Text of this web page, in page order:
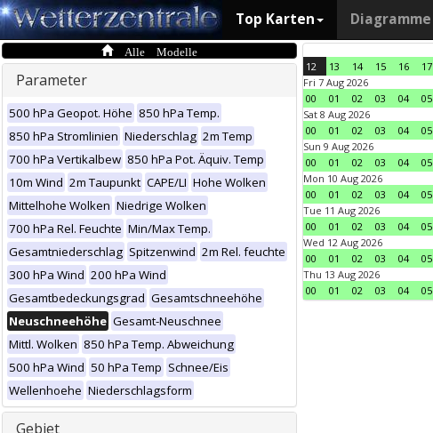
Top Karten Diagramme
Alle Modelle
Parameter
500 hPa Geopot. Höhe 850 hPa Temp.
850 hPa Stromlinien Niederschlag 2m Temp
700 hPa Vertikalbew 850 hPa Pot. Äquiv. Temp
10m Wind 2m Taupunkt CAPE/LI Hohe Wolken
Mittelhohe Wolken Niedrige Wolken
700 hPa Rel. Feuchte Min/Max Temp.
Gesamtniederschlag Spitzenwind 2m Rel. feuchte
300 hPa Wind 200 hPa Wind
Gesamtbedeckungsgrad Gesamtschneehöhe
Neuschneehöhe Gesamt-Neuschnee
Mittl. Wolken 850 hPa Temp. Abweichung
500 hPa Wind 50 hPa Temp Schnee/Eis
Wellenhoehe Niederschlagsform
Gebiet
12 13 14 15 16 17
Fri 7 Aug 2026
00
01 02 03 04 05
Sat 8 Aug 2026
00
01 02 03 04 05
Sun 9 Aug 2026
00
01 02 03 04 05
Mon 10 Aug 2026
00
01 02 03 04 05
Tue 11 Aug 2026
00
01 02 03 04 05
Wed 12 Aug 2026
00
01 02 03 04 05
Thu 13 Aug 2026
00
01 02 03 04 05